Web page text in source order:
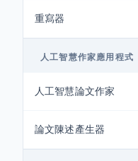
重寫器
人工智慧作家應用程式
人工智慧論文作家
論文陳述產生器